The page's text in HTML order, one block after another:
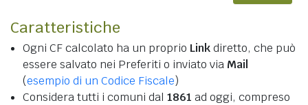
Caratteristiche
Ogni CF calcolato ha un proprio Linkdiretto, che può
essere salvato nei Preferiti o inviato via Mail
(esempio di un Codice Fiscale)
Considera tutti i comuni dal 1861 ad oggi, compreso